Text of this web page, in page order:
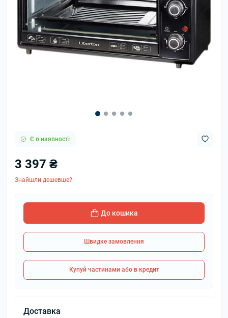
Є в наявності
3 397 ₴
Знайшли дешевше?
До кошика
Швидке замовлення
Купуй частинами або в кредит
Доставка